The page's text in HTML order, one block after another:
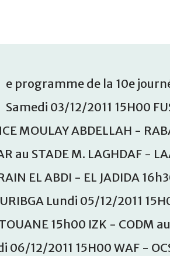
e programme de la 10e
Samedi 03/12/2011 15H00
MOULAY ABDELLAH -
au STADE M. LAGHDAF -
EL ABDI - EL JADIDA
Lundi 05/12/2011
15h00 IZK - CODM
06/12/2011 15H00 WAF -